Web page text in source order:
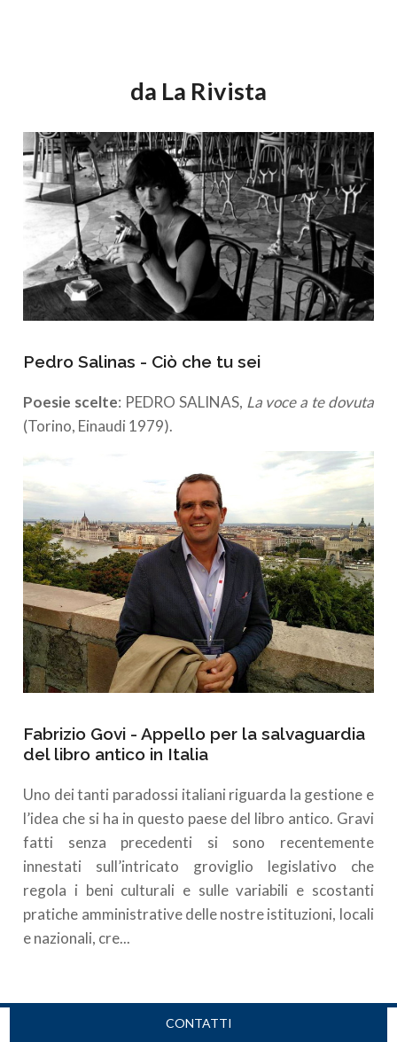
da La Rivista
Pedro Salinas - Ciò che tu sei
Poesie scelte: PEDRO SALINAS, La voce a te dovuta
(Torino, Einaudi 1979).
Fabrizio Govi - Appello per la salvaguardia
del libro antico in Italia
Uno dei tanti paradossi italiani riguarda la gestione e
l’idea che si ha in questo paese del libro antico. Gravi
fatti senza precedenti si sono recentemente
innestati sull’intricato groviglio legislativo che
regola i beni culturali e sulle variabili e scostanti
pratiche amministrative delle nostre istituzioni, locali
e nazionali, cre...
CONTATTI